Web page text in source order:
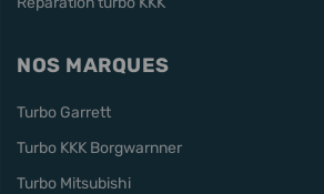
NOS MARQUES
Turbo Garrett
Turbo KKK Borgwarnner
Turbo Mitsubishi